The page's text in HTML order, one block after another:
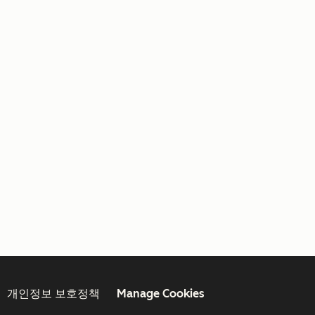
개인정보 보호정책 Manage Cookies